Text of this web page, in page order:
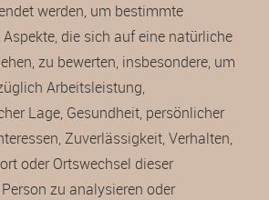
werden, um bestimmte
die sich auf eine natürliche
zu bewerten, insbesondere, um
Arbeitsleistung,
Lage, Gesundheit, persönlicher
Zuverlässigkeit, Verhalten,
oder Ortswechsel dieser
zu analysieren oder